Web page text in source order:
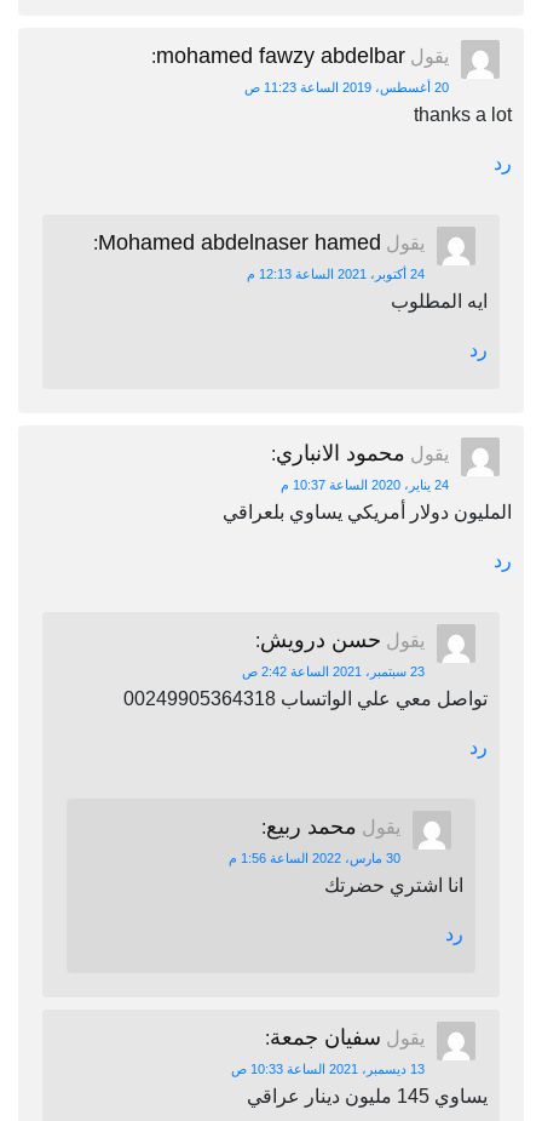
يقول mohamed fawzy abdelbar
:
20 أغسطس، 2019 الساعة 11:23 ص
thanks a lot
رد
يقول Mohamed abdelnaser hamed
:
24 أكتوبر، 2021 الساعة 12:13 م
ايه المطلوب
رد
يقول محمود الانباري:
24 يناير، 2020 الساعة 10:37 م
المليون دولار أمريكي يساوي بلعراقي
رد
يقول حسن درويش:
23 سبتمبر، 2021 الساعة 2:42 ص
تواصل معي علي الواتساب 00249905364318
رد
يقول محمد ربيع:
30 مارس، 2022 الساعة 1:56 م
انا اشتري حضرتك
رد
يقول سفيان جمعة:
13 ديسمبر، 2021 الساعة 10:33 ص
يساوي 145 مليون دينار عراقي